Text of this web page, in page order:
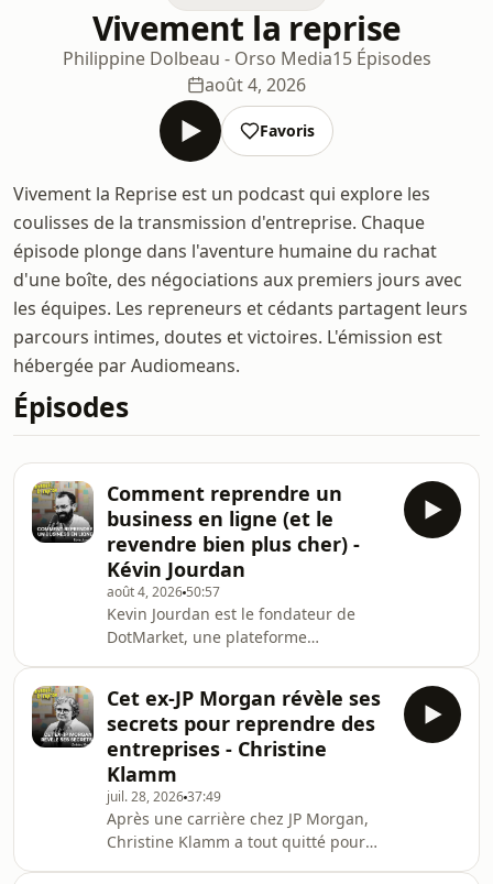
Vivement la reprise
Philippine Dolbeau - Orso Media15 Épisodes
août 4, 2026
Favoris
Vivement la Reprise est un podcast qui explore les
coulisses de la transmission d'entreprise. Chaque
épisode plonge dans l'aventure humaine du rachat
d'une boîte, des négociations aux premiers jours avec
les équipes. Les repreneurs et cédants partagent leurs
parcours intimes, doutes et victoires. L'émission est
hébergée par Audiomeans.
Épisodes
Comment reprendre un
business en ligne (et le
revendre bien plus cher) -
Kévin Jourdan
août 4, 2026 50:57
Kevin Jourdan est le fondateur de
DotMarket, une plateforme
secteur, il a lui-même choisi de
racheter des sites internet plutôt que
de les créer de zéro, avec une
conviction : aller plus vite en misant
sur des actifs digitaux déjà existants,
un univers encore méconnu de la
reprise traditionnelle.Souvent, la
première questi
Cet ex-JP Morgan révèle ses
secrets pour reprendre des
entreprises - Christine
Klamm
juil. 28, 202637:49
Après une carrière chez JP Morgan,
Christine Klamm a tout quitté pour